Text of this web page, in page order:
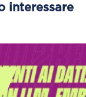
interessare